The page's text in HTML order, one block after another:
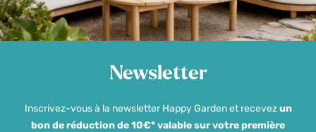
Newsletter
Inscrivez-vous à la newsletter Happy Garden et recevezun
bon de réduction de 10€* valable sur votre première